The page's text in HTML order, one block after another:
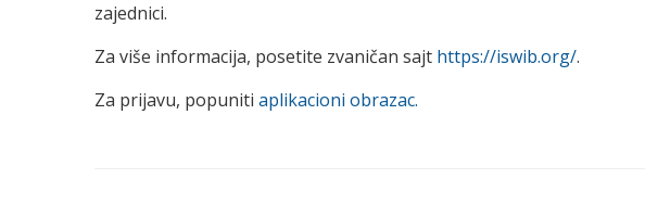
zajednici.
Za više informacija, posetite zvaničan sajt https://iswib.org/.
Za prijavu, popuniti aplikacioni obrazac.